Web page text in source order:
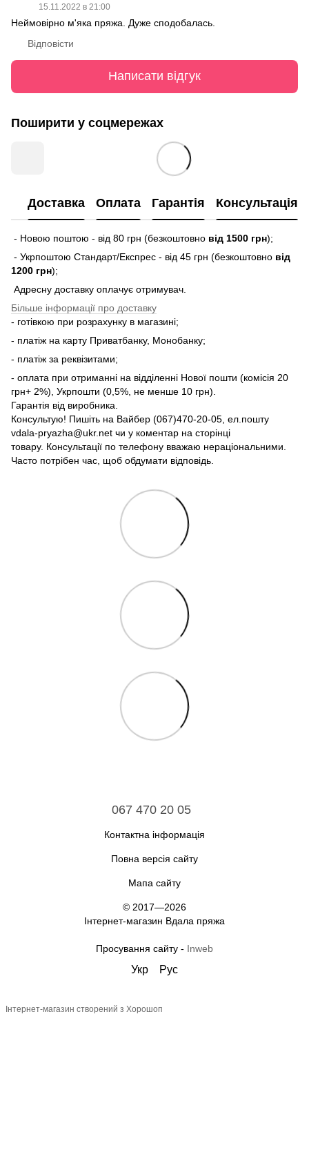
15.11.2022 в 21:00
Неймовірно м'яка пряжа. Дуже сподобалась.
Відповісти
Написати відгук
Поширити у соцмережах
Доставка Оплата Гарантія Консультація
- Новою поштою - від 80 грн (безкоштовно від 1500 грн);
- Укрпоштою Стандарт/Експрес - від 45 грн (безкоштовно від
1200 грн);
Адресну доставку оплачує отримувач.
Більше інформації про доставку
- готівкою при розрахунку в магазині;
- платіж на карту Приватбанку, Монобанку;
- платіж за реквізитами;
- оплата при отриманні на відділенні Нової пошти (комісія 20
грн+ 2%), Укрпошти (0,5%, не менше 10 грн).
Гарантія від виробника.
Консультую! Пишіть на Вайбер (067)470-20-05, ел.пошту
vdala-pryazha@ukr.net чи у коментар на сторінці
товару. Консультації по телефону вважаю нераціональними.
Часто потрібен час, щоб обдумати відповідь.
067 470 20 05
Контактна інформація
Повна версія сайту
Мапа сайту
© 2017—2026
Інтернет-магазин Вдала пряжа
Просування сайту - Inweb
Укр Рус
Інтернет-магазин створений з Хорошоп